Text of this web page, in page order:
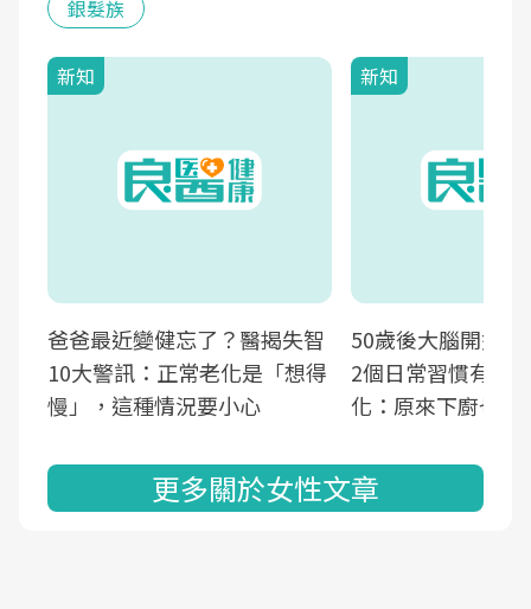
銀髮族
新知
爸爸最近變健忘了？醫揭失智
10大警訊：正常老化是「想得
慢」，這種情況要小心
新知
50歲後大腦開始
2個日常習慣有助
化：原來下廚也可
更多關於女性文章